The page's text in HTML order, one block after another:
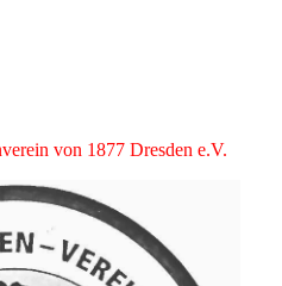
von 1877 Dresden e.V.